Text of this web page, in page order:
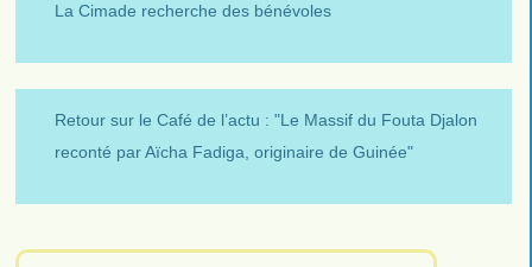
La Cimade recherche des bénévoles
Retour sur le Café de l’actu : "Le Massif du Fouta Djalon
reconté par Aïcha Fadiga, originaire de Guinée"